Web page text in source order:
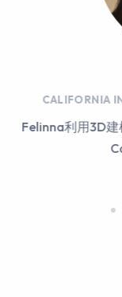
CALIFORNIA
Felinna利用3D